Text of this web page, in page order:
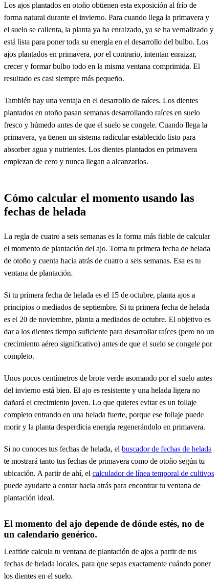
Los ajos plantados en otoño obtienen esta exposición al frío de
forma natural durante el invierno. Para cuando llega la primavera y
el suelo se calienta, la planta ya ha enraizado, ya se ha vernalizado y
está lista para poner toda su energía en el desarrollo del bulbo. Los
ajos plantados en primavera, por el contrario, intentan enraizar,
crecer y formar bulbo todo en la misma ventana comprimida. El
resultado es casi siempre más pequeño.
También hay una ventaja en el desarrollo de raíces. Los dientes
plantados en otoño pasan semanas desarrollando raíces en suelo
fresco y húmedo antes de que el suelo se congele. Cuando llega la
primavera, ya tienen un sistema radicular establecido listo para
absorber agua y nutrientes. Los dientes plantados en primavera
empiezan de cero y nunca llegan a alcanzarlos.
Cómo calcular el momento usando las
fechas de helada
La regla de cuatro a seis semanas es la forma más fiable de calcular
el momento de plantación del ajo. Toma tu primera fecha de helada
de otoño y cuenta hacia atrás de cuatro a seis semanas. Esa es tu
ventana de plantación.
Si tu primera fecha de helada es el 15 de octubre, planta ajos a
principios o mediados de septiembre. Si tu primera fecha de helada
es el 20 de noviembre, planta a mediados de octubre. El objetivo es
dar a los dientes tiempo suficiente para desarrollar raíces (pero no un
crecimiento aéreo significativo) antes de que el suelo se congele por
completo.
Unos pocos centímetros de brote verde asomando por el suelo antes
del invierno está bien. El ajo es resistente y una helada ligera no
dañará el crecimiento joven. Lo que quieres evitar es un follaje
completo entrando en una helada fuerte, porque ese follaje puede
morir y la planta desperdicia energía regenerándolo en primavera.
Si no conoces tus fechas de helada, el buscador de fechas de helada
te mostrará tanto tus fechas de primavera como de otoño según tu
ubicación. A partir de ahí, el calculador de línea temporal de cultivos
puede ayudarte a contar hacia atrás para encontrar tu ventana de
plantación ideal.
El momento del ajo depende de dónde estés, no de
un calendario genérico.
Leaftide calcula tu ventana de plantación de ajos a partir de tus
fechas de helada locales, para que sepas exactamente cuándo poner
los dientes en el suelo.